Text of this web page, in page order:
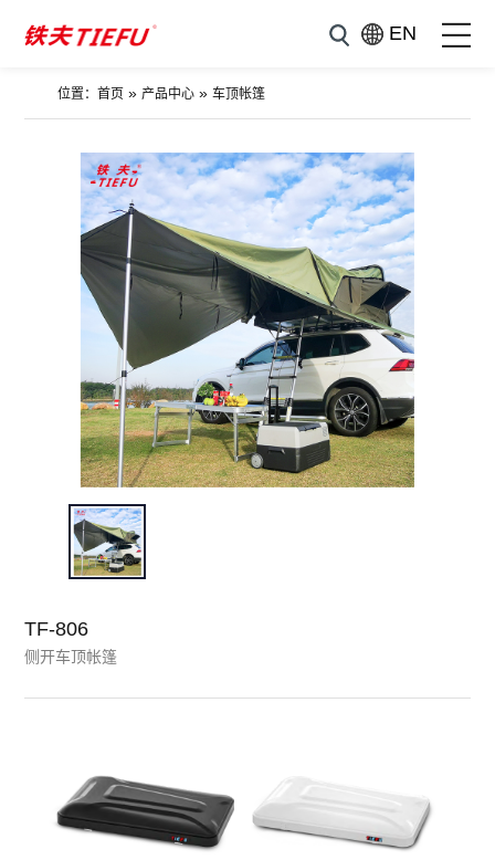
EN
位置：首页 » 产品中心 »车顶帐篷
TF-806
侧开车顶帐篷